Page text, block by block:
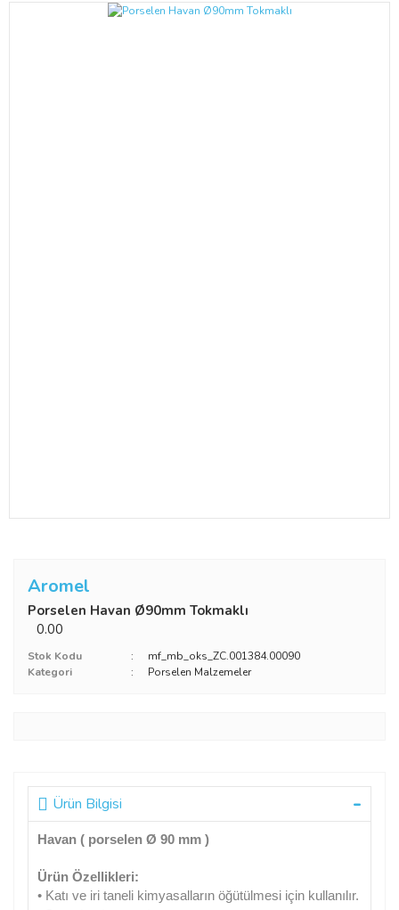
Aromel
Porselen Havan Ø90mm Tokmaklı
0.00
Stok Kodu
mf_mb_oks_ZC.001384.00090
Kategori
Porselen Malzemeler
Ürün Bilgisi
Havan ( porselen Ø 90 mm )
Ürün Özellikleri:
• Katı ve iri taneli kimyasalların öğütülmesi için kullanılır.